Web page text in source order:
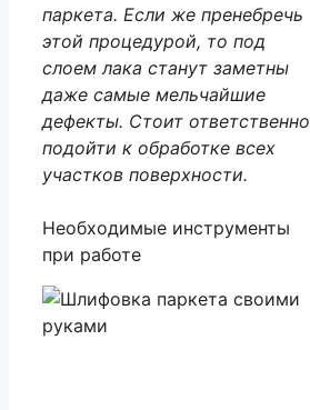
паркета. Если же пренебречь
этой процедурой, то под
слоем лака станут заметны
даже самые мельчайшие
дефекты. Стоит ответственно
подойти к обработке всех
участков поверхности.
Необходимые инструменты
при работе